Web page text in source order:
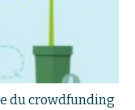
du crowdfunding